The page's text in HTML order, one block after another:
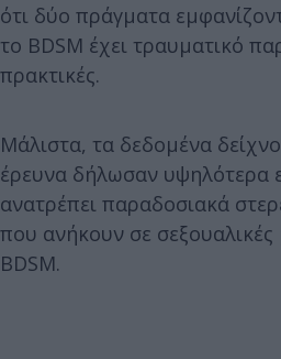
ότι δύο πράγματα
το BDSM έχει τραυματικό
πρακτικές.
Μάλιστα, τα δεδομένα
έρευνα δήλωσαν υψηλότερα
ανατρέπει παραδοσιακά
που ανήκουν σε σεξουαλικές
BDSM.